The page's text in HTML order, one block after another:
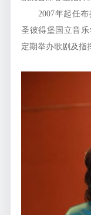
2007年起任布
圣彼得堡国立音
定期举办歌剧及指